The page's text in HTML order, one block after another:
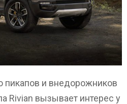
пикапов и внедорожников
Rivian вызывает интерес у